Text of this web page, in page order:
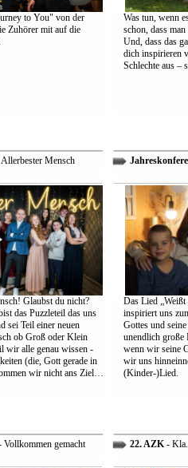
to You" von der
Zuhörer mit auf die
Was tun, wenn
schon, dass
Und, dass das
dich inspirieren
Schlechte aus –
Mensch
Glaubst du nicht?
das Puzzleteil das uns
sei Teil einer neuen
ob Groß oder Klein
wir alle genau wissen -
(die, Gott gerade in
wir nicht ans Ziel…
Das Lied
inspiriert uns
Gottes und
unendlich große
wenn wir seine
wir uns
(Kinder-)Lied.
gemacht 22. AZK-